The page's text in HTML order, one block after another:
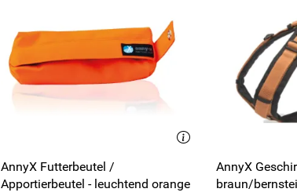
AnnyX Futterbeutel /
Apportierbeutel - leuchtend orange
AnnyX
braun/